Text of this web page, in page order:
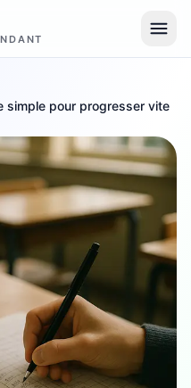
simple pour progresser vite